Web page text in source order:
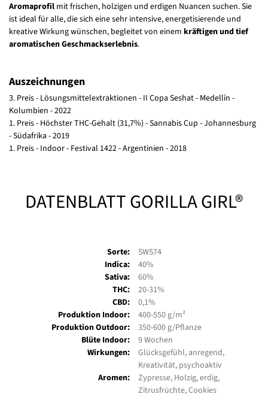
Aromaprofil mit frischen, holzigen und erdigen Nuancen suchen. Sie
ist ideal für alle, die sich eine sehr intensive, energetisierende und
kreative Wirkung wünschen, begleitet von einem kräftigen und tief
aromatischen Geschmackserlebnis.
Auszeichnungen
3. Preis - Lösungsmittelextraktionen - II Copa Seshat - Medellín -
Kolumbien - 2022
1. Preis - Höchster THC-Gehalt (31,7%) - Sannabis Cup - Johannesburg
- Südafrika - 2019
1. Preis - Indoor - Festival 1422 - Argentinien - 2018
DATENBLATT GORILLA GIRL®
Sorte:
SWS74
Indica:
40%
Sativa:
60%
THC:
20-31%
CBD:
0,1%
Produktion Indoor:
400-550 g/m²
Produktion Outdoor:
350-600 g/Pflanze
Blüte Indoor:
9 Wochen
Wirkungen:
Glücksgefühl, anregend,
Kreativität, psychoaktiv
Aromen:
Zypresse, Holzig, erdig,
Zitrusfrüchte, Cookies